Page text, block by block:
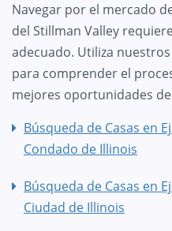
Navegar por el mercado
del Stillman Valley
adecuado. Utiliza
para comprender el
mejores oportunidades
Búsqueda de Casas en
Condado de Illinois
Búsqueda de Casas en
Ciudad de Illinois